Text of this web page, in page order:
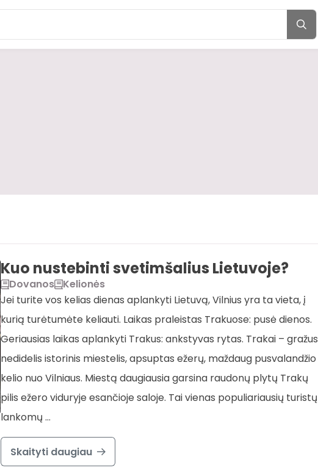
Kuo nustebinti svetimšalius Lietuvoje?
Dovanos
Kelionės
Jei turite vos kelias dienas aplankyti Lietuvą, Vilnius yra ta vieta, į
kurią turėtumėte keliauti. Laikas praleistas Trakuose: pusė dienos.
Geriausias laikas aplankyti Trakus: ankstyvas rytas. Trakai – gražus
nedidelis istorinis miestelis, apsuptas ežerų, maždaug pusvalandžio
kelio nuo Vilniaus. Miestą daugiausia garsina raudonų plytų Trakų
pilis ežero viduryje esančioje saloje. Tai vienas populiariausių turistų
lankomų …
Skaityti daugiau